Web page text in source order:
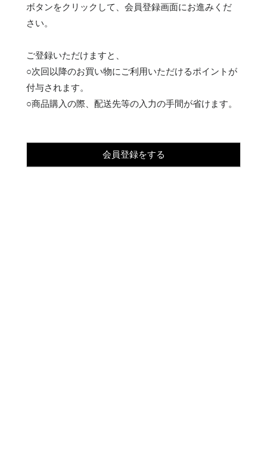
ボタンをクリックして、会員登録画面にお進みくだ
さい。
ご登録いただけますと、
○次回以降のお買い物にご利用いただけるポイントが
付与されます。
○商品購入の際、配送先等の入力の手間が省けます。
会員登録をする